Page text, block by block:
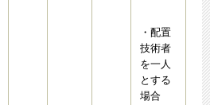
・配置
技術者
を一人
とする
場合